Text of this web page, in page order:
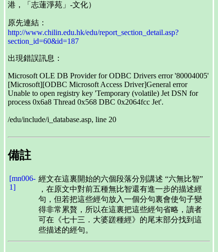
港，「志蓮淨苑」-文化）
原先連結：
http://www.chilin.edu.hk/edu/report_section_detail.asp?
section_id=60&id=187
出現錯誤訊息：
Microsoft OLE DB Provider for ODBC Drivers error '80004005'
[Microsoft][ODBC Microsoft Access Driver]General error
Unable to open registry key 'Temporary (volatile) Jet DSN for
process 0x6a8 Thread 0x568 DBC 0x2064fcc Jet'.
/edu/include/i_database.asp, line 20
備註
[mn006-
1]
經文在這裏開始的六個段落分別講述 “六無比智”
，在原文中對前五種無比智還有進一步的描述經
句，但若把這些經句放入一個分句裏會使句子變
得非常累贅，所以在這裏把這些經句省略，讀者
可在《七十三．大婆蹉種經》的尾末部分找到這
些描述的經句。